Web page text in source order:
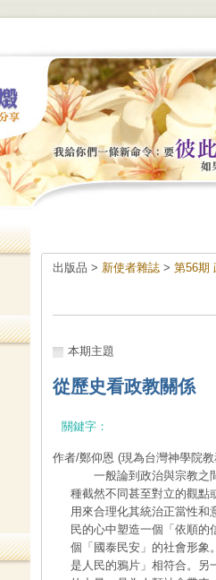
出版品 > 新使者雜誌 > 第56期
本期主題
從歷史看政教關係
關鍵字：
作者/鄭仰恩 (現為台灣神學院
一般論到政治與宗教之間
種截然不同甚至對立的觀點
用來合理化其統治正當性和
民的心中塑造一個「依順
個「國泰民安」的社會形象
是人民的鴉片」相符合。另